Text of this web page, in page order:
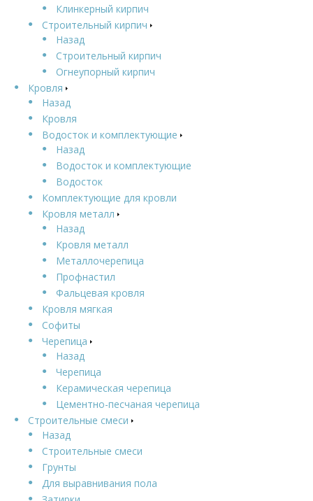
Клинкерный кирпич
Строительный кирпич
Назад
Строительный кирпич
Огнеупорный кирпич
Кровля
Назад
Кровля
Водосток и комплектующие
Назад
Водосток и комплектующие
Водосток
Комплектующие для кровли
Кровля металл
Назад
Кровля металл
Металлочерепица
Профнастил
Фальцевая кровля
Кровля мягкая
Софиты
Черепица
Назад
Черепица
Керамическая черепица
Цементно-песчаная черепица
Строительные смеси
Назад
Строительные смеси
Грунты
Для выравнивания пола